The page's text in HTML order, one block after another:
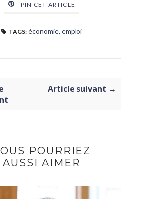
PIN CET ARTICLE
TAGS: économie, emploi
Article suivant →
POURRIEZ
AUSSI AIMER